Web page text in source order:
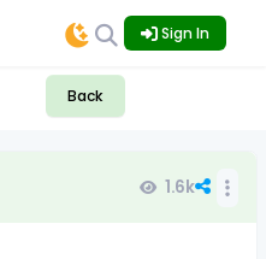
Sign In
Back
1.6k